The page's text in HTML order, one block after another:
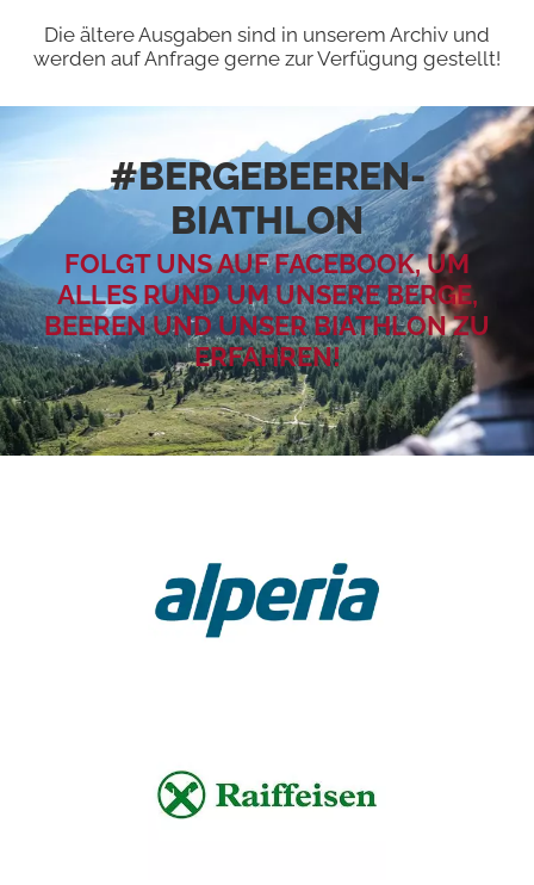
Die ältere Ausgaben sind in unserem Archiv und
werden auf Anfrage gerne zur Verfügung gestellt!
#BERGEBEEREN­
BIATHLON
FOLGT UNS AUF FACEBOOK, UM
ALLES RUND UM UNSERE BERGE,
BEEREN UND UNSER BIATHLON ZU
ERFAHREN!